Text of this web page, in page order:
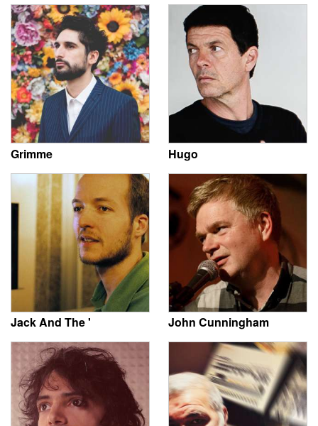
Grimme Hugo
Jack And The ' John Cunningham